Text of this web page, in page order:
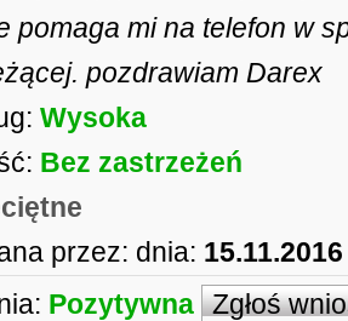
pomaga mi na telefon w
pozdrawiam Darex
Wysoka
Bez zastrzeżeń
przez: dnia:
Pozytywna Zgłoś